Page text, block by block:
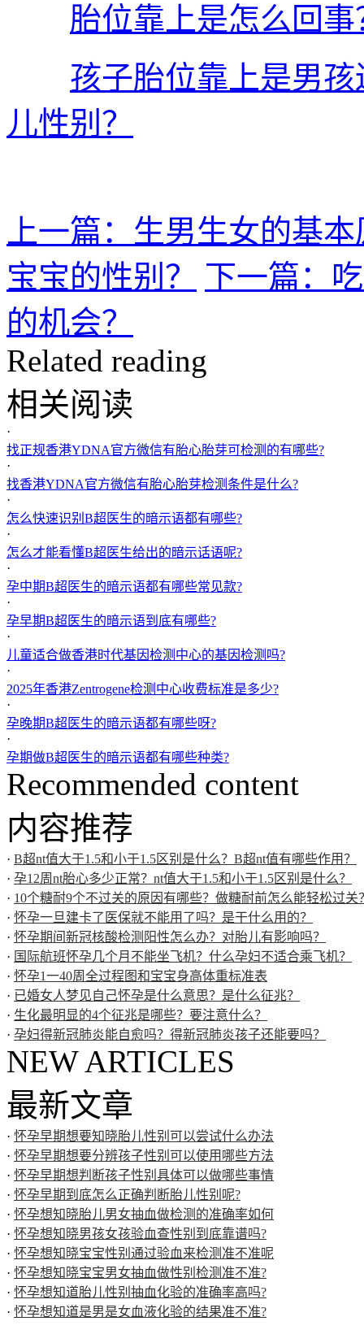
胎位靠上是怎么回
孩子胎位靠上是男
儿性别？
上一篇：生男生女的基
宝宝的性别？
下一篇：
的机会？
Related reading
相关阅读
·
找正规香港YDNA官方微信有胎心胎芽可检测的有哪些?
·
找香港YDNA官方微信有胎心胎芽检测条件是什么?
·
怎么快速识别B超医生的暗示语都有哪些?
·
怎么才能看懂B超医生给出的暗示话语呢?
·
孕中期B超医生的暗示语都有哪些常见款?
·
孕早期B超医生的暗示语到底有哪些?
·
儿童适合做香港时代基因检测中心的基因检测吗?
·
2025年香港Zentrogene检测中心收费标准是多少?
·
孕晚期B超医生的暗示语都有哪些呀?
·
孕期做B超医生的暗示语都有哪些种类?
Recommended content
内容推荐
· B超nt值大于1.5和小于1.5区别是什么？B超nt值有哪些作用？
· 孕12周nt胎心多少正常？nt值大于1.5和小于1.5区别是什么？
· 10个糖耐9个不过关的原因有哪些？做糖耐前怎么能轻松过关
· 怀孕一旦建卡了医保就不能用了吗？是干什么用的？
· 怀孕期间新冠核酸检测阳性怎么办？对胎儿有影响吗？
· 国际航班怀孕几个月不能坐飞机？什么孕妇不适合乘飞机？
· 怀孕1一40周全过程图和宝宝身高体重标准表
· 已婚女人梦见自己怀孕是什么意思？是什么征兆？
· 生化最明显的4个征兆是哪些？要注意什么？
· 孕妇得新冠肺炎能自愈吗？得新冠肺炎孩子还能要吗？
NEW ARTICLES
最新文章
· 怀孕早期想要知晓胎儿性别可以尝试什么办法
· 怀孕早期想要分辨孩子性别可以使用哪些方法
· 怀孕早期想判断孩子性别具体可以做哪些事情
· 怀孕早期到底怎么正确判断胎儿性别呢?
· 怀孕想知晓胎儿男女抽血做检测的准确率如何
· 怀孕想知晓男孩女孩验血查性别到底靠谱吗?
· 怀孕想知晓宝宝性别通过验血来检测准不准呢
· 怀孕想知晓宝宝男女抽血做性别检测准不准?
· 怀孕想知道胎儿性别抽血化验的准确率高吗?
· 怀孕想知道是男是女血液化验的结果准不准?